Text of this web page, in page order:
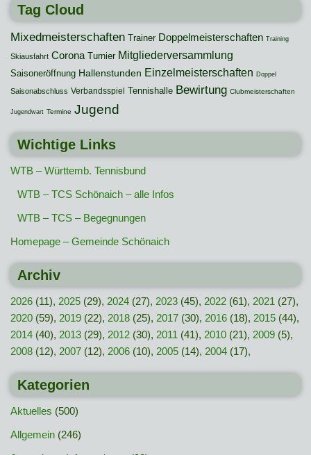
Tag Cloud
Mixedmeisterschaften Trainer Doppelmeisterschaften Training
Skiausfahrt Corona Turnier Mitgliederversammlung
Saisoneröffnung Hallenstunden Einzelmeisterschaften Doppel
Saisonabschluss Verbandsspiel Tennishalle Bewirtung Clubmeisterschaften
Jugendwart Termine Jugend
Wichtige Links
WTB – Württemb. Tennisbund
WTB – TCS Schönaich – alle Infos
WTB – TCS – Begegnungen
Homepage – Gemeinde Schönaich
Archiv
2026 (11), 2025 (29), 2024 (27), 2023 (45), 2022 (61), 2021 (27),
2020 (59), 2019 (22), 2018 (25), 2017 (30), 2016 (18), 2015 (44),
2014 (40), 2013 (29), 2012 (30), 2011 (41), 2010 (21), 2009 (5),
2008 (12), 2007 (12), 2006 (10), 2005 (14), 2004 (17),
Kategorien
Aktuelles (500)
Allgemein (246)